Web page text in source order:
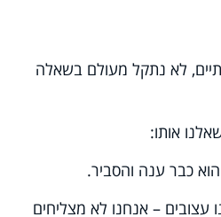
לא נתקל מעולם בשאלה
אותו:
כבר ענה והסביר.
עצובים – אנחנו לא מצליחים